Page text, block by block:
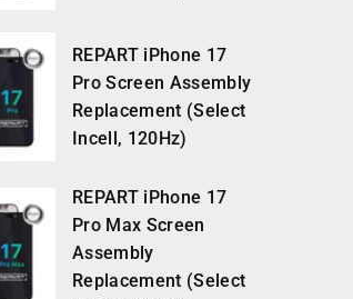
REPART iPhone 17
Pro Screen Assembly
Replacement (Select
Incell, 120Hz)
REPART iPhone 17
Pro Max Screen
Assembly
Replacement (Select